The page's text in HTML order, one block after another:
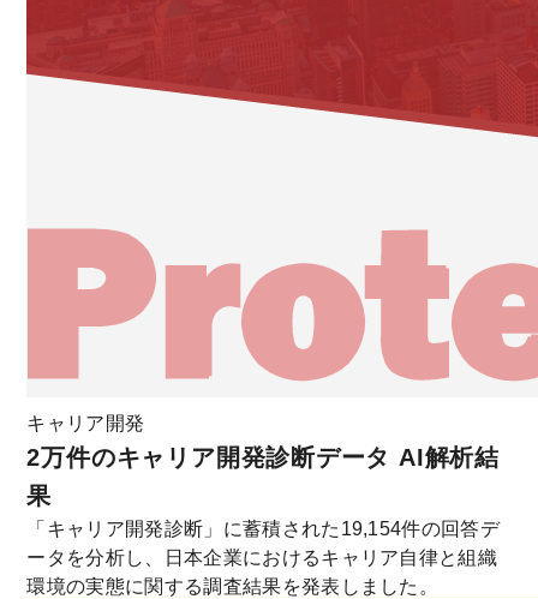
キャリア開発
2万件のキャリア開発診断データ AI解析結
果
「キャリア開発診断」に蓄積された19,154件の回答デ
ータを分析し、日本企業におけるキャリア自律と組織
環境の実態に関する調査結果を発表しました。